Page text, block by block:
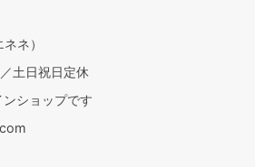
ネ）
土日祝日定休
ショップです